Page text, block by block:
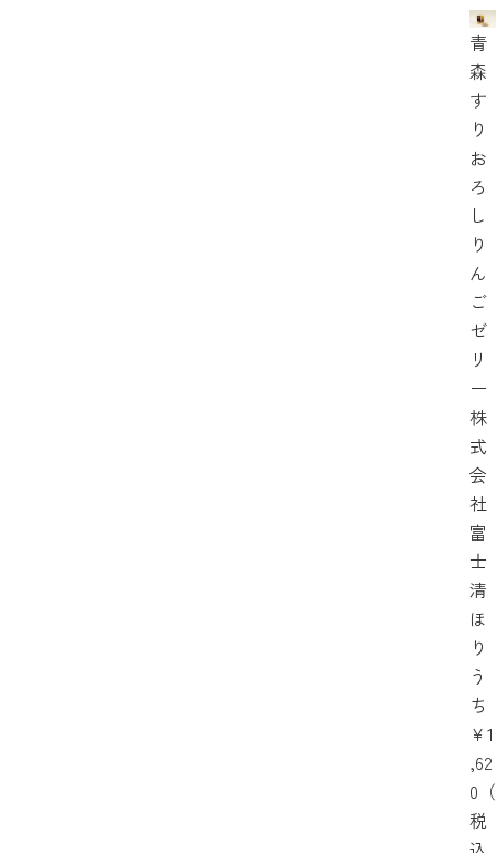
青
森
す
り
お
ろ
し
り
ん
ご
ゼ
リ
ー
株
式
会
社
富
士
清
ほ
り
う
ち
￥1
,62
0（
税